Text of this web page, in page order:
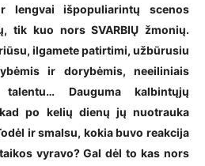
lengvai išpopuliarintų scenos
tik kuo nors SVARBIŲ žmonių.
ilgamete patirtimi, užbūrusiu
ir dorybėmis, neeiliniais
talentu… Dauguma kalbintųjų
po kelių dienų jų nuotrauka
ir smalsu, kokia buvo reakcija
vyravo? Gal dėl to kas nors